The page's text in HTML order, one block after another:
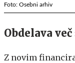
Foto: Osebni arhiv
Obdelava
Z novim